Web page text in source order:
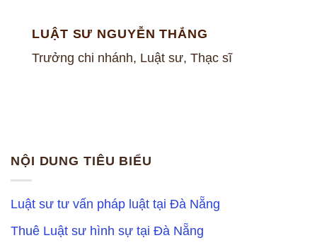
LUẬT SƯ NGUYỄN THẮNG
Trưởng chi nhánh, Luật sư, Thạc sĩ
NỘI DUNG TIÊU BIỂU
Luật sư tư vấn pháp luật tại Đà Nẵng
Thuê Luật sư hình sự tại Đà Nẵng